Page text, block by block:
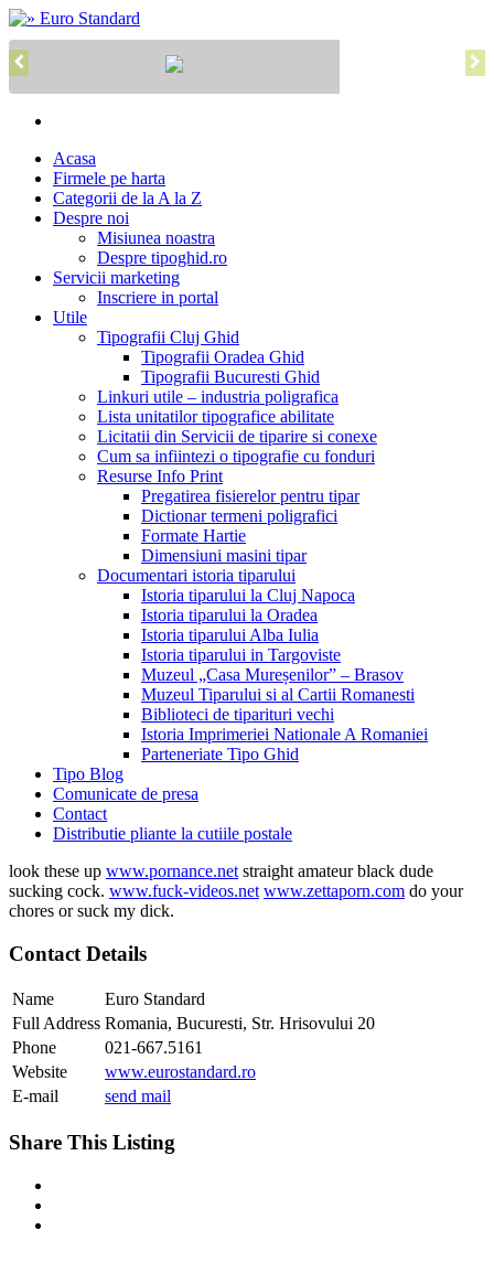
Acasa
Firmele pe harta
Categorii de la A la Z
Despre noi
Misiunea noastra
Despre tipoghid.ro
Servicii marketing
Inscriere in portal
Utile
Tipografii Cluj Ghid
Tipografii Oradea Ghid
Tipografii Bucuresti Ghid
Linkuri utile – industria poligrafica
Lista unitatilor tipografice abilitate
Licitatii din Servicii de tiparire si conexe
Cum sa infiintezi o tipografie cu fonduri
Resurse Info Print
Pregatirea fisierelor pentru tipar
Dictionar termeni poligrafici
Formate Hartie
Dimensiuni masini tipar
Documentari istoria tiparului
Istoria tiparului la Cluj Napoca
Istoria tiparului la Oradea
Istoria tiparului Alba Iulia
Istoria tiparului in Targoviste
Muzeul „Casa Mureșenilor” – Brasov
Muzeul Tiparului si al Cartii Romanesti
Biblioteci de tiparituri vechi
Istoria Imprimeriei Nationale A Romaniei
Parteneriate Tipo Ghid
Tipo Blog
Comunicate de presa
Contact
Distributie pliante la cutiile postale
look these up www.pornance.net straight amateur black dude
sucking cock. www.fuck-videos.net www.zettaporn.com do your
chores or suck my dick.
Contact Details
Name
Euro Standard
Full Address Romania, Bucuresti, Str. Hrisovului 20
Phone
021-667.5161
Website
www.eurostandard.ro
E-mail
send mail
Share This Listing